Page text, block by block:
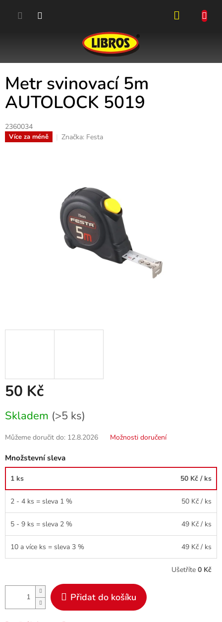
Metr svinovací 5m
AUTOLOCK 5019
2360034
Více za méně Značka: Festa
50 Kč
cena:
Skladem (>5 ks)
Můžeme doručit do: 12.8.2026 Možnosti doručení
Množstevní sleva
1 ks 50 Kč / ks
2 - 4 ks = sleva 1 % 50 Kč / ks
5 - 9 ks = sleva 2 % 49 Kč / ks
10 a více ks = sleva 3 % 49 Kč / ks
Ušetříte 0 Kč
Přidat do košíku